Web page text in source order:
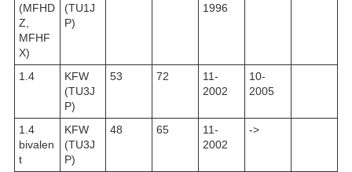
(MFHD
Z,
MFHF
X)
(TU1J
P)
1996
1.4
KFW
(TU3J
P)
53 72
11-
2002
10-
2005
1.4
bivalen
t
KFW
(TU3J
P)
48 65
11-
2002
->